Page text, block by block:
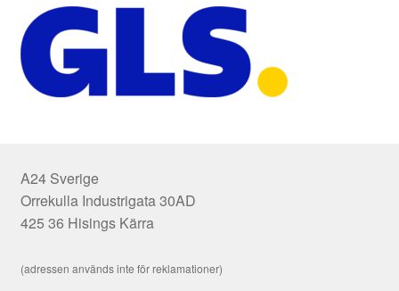
A24 Sverige
Orrekulla Industrigata 30AD
425 36 Hisings Kärra
(adressen används inte för reklamationer)